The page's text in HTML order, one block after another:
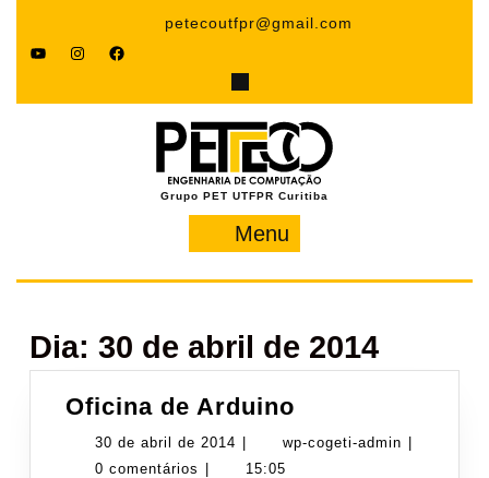
petecoutfpr@gmail.com
YouTubeInstagramFacebook
Grupo PET UTFPR Curitiba
Menu
Dia: 30 de abril de 2014
Oficina de Arduino
de
30 de abril de 2014 30
de
wp-cogeti-admin wp-
0 comentários
15:05